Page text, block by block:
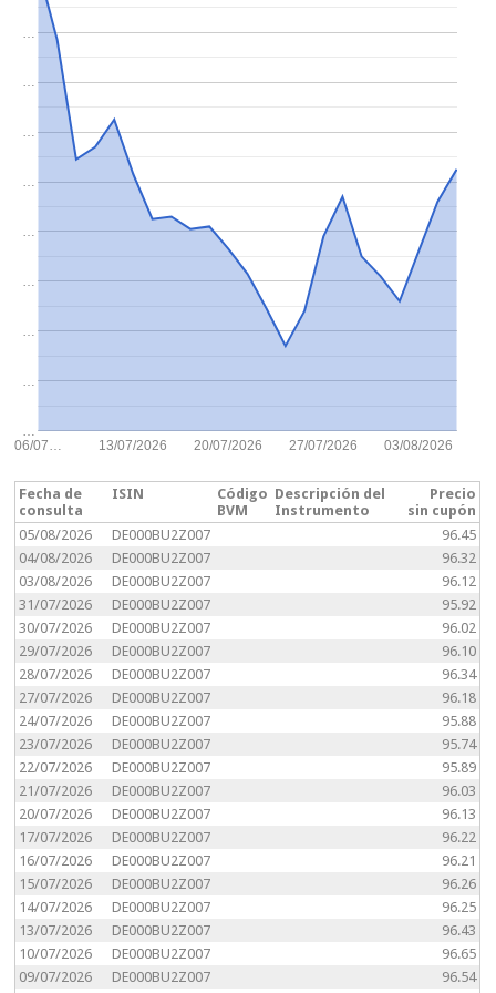
06/07… 13/07/2026 20/07/2026 27/07/2026 03/08/2026
…
…
…
…
…
…
…
Fecha de
consulta
ISIN
Código
BVM
Descripción del
Instrumento
Precio
sin cupón
05/08/2026
DE000BU2Z007
96.45
04/08/2026
DE000BU2Z007
96.32
03/08/2026
DE000BU2Z007
96.12
31/07/2026
DE000BU2Z007
95.92
30/07/2026
DE000BU2Z007
96.02
29/07/2026
DE000BU2Z007
96.10
28/07/2026
DE000BU2Z007
96.34
27/07/2026
DE000BU2Z007
96.18
24/07/2026
DE000BU2Z007
95.88
23/07/2026
DE000BU2Z007
95.74
22/07/2026
DE000BU2Z007
95.89
21/07/2026
DE000BU2Z007
96.03
20/07/2026
DE000BU2Z007
96.13
17/07/2026
DE000BU2Z007
96.22
16/07/2026
DE000BU2Z007
96.21
15/07/2026
DE000BU2Z007
96.26
14/07/2026
DE000BU2Z007
96.25
13/07/2026
DE000BU2Z007
96.43
10/07/2026
DE000BU2Z007
96.65
09/07/2026
DE000BU2Z007
96.54